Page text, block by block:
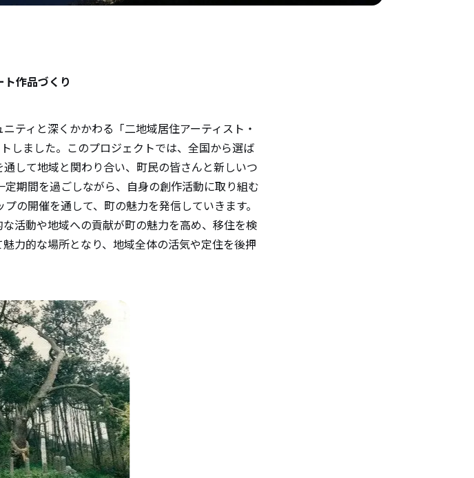
作品づくり
ティと深くかかわる「二地域居住アーティスト・
しました。このプロジェクトでは、全国から選ば
して地域と関わり合い、町民の皆さんと新しいつ
期間を過ごしながら、自身の創作活動に取り組む
の開催を通して、町の魅力を発信していきます。
活動や地域への貢献が町の魅力を高め、移住を検
力的な場所となり、地域全体の活気や定住を後押